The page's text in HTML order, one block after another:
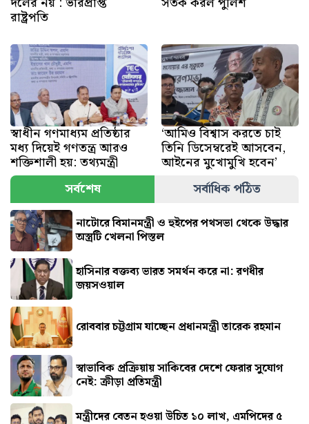
রাষ্ট্রপতি
স্বাধীন গণমাধ্যম প্রতিষ্ঠার
মধ্য দিয়েই গণতন্ত্র আরও
শক্তিশালী হয়: তথ্যমন্ত্রী
‘আমিও বিশ্বাস করতে চাই
তিনি ডিসেম্বরেই আসবেন,
আইনের মুখোমুখি হবেন’
সর্বশেষ
সর্বাধিক পঠিত
নাটোরে বিমানমন্ত্রী ও হুইপের পথসভা থেকে উদ্ধার
অস্ত্রটি খেলনা পিস্তল
হাসিনার বক্তব্য ভারত সমর্থন করে না: রণধীর
জয়সওয়াল
রোববার চট্টগ্রাম যাচ্ছেন প্রধানমন্ত্রী তারেক রহমান
স্বাভাবিক প্রক্রিয়ায় সাকিবের দেশে ফেরার সুযোগ
নেই: ক্রীড়া প্রতিমন্ত্রী
মন্ত্রীদের বেতন হওয়া উচিত ১০ লাখ, এমপিদের ৫